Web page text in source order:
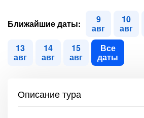
Ближайшие даты: 9
авг
10
авг
13
авг
14
авг
15
авг
Все
даты
Описание тура